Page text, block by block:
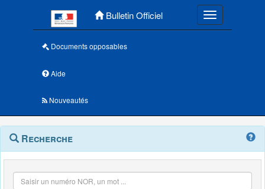
Bulletin Officiel Toggle
Documents opposables
Aide
Nouveautés
Navigation
outils
Menu
contextuel
Recherche